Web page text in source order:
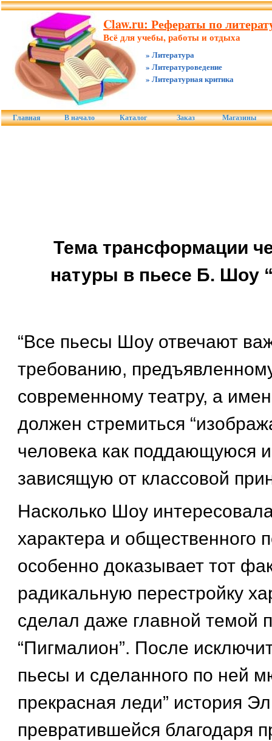
Claw.ru: Рефераты по
Всё для учебы, работы и отдыха
» Литература
» Литературоведение
» Литературная критика
Главная В начало Каталог Заказ Магазины
Тема трансформации
натуры в пьесе Б. Шоу
“Все пьесы Шоу отвечают
требованию,
современному театру, а
должен стремиться
человека как поддающуюся
зависящую от классовой
Насколько Шоу
характера и общественного
особенно доказывает тот
радикальную перестройку
сделал даже главной темой
“Пигмалион”. После
пьесы и сделанного по ней
прекрасная леди” история
превратившейся благодаря